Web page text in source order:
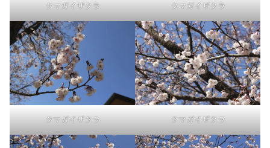
クマガイザクラ クマガイザクラ
クマガイザクラ クマガイザクラ